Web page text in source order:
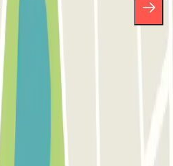
notre politique de confidentialité
commerciales de Parclick. Sans
vous désinscrire quand vous le